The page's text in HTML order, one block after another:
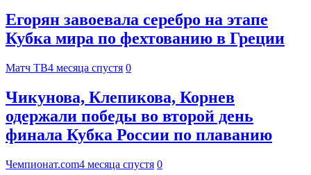
Егорян завоевала серебро на этапе
Кубка мира по фехтованию в Греции
Матч ТВ4 месяца спустя 0
Чикунова, Клепикова, Корнев
одержали победы во второй день
финала Кубка России по плаванию
Чемпионат.com4 месяца спустя 0